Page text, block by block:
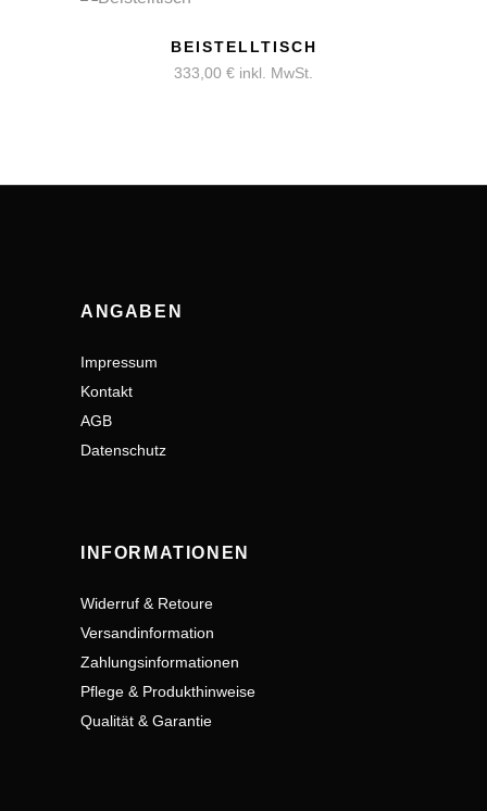
BEISTELLTISCH
333,00 € inkl. MwSt.
ANGABEN
Impressum
Kontakt
AGB
Datenschutz
INFORMATIONEN
Widerruf & Retoure
Versandinformation
Zahlungsinformationen
Pflege & Produkthinweise
Qualität & Garantie